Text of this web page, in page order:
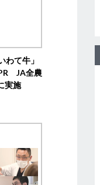
わて牛」
JA全農
実施